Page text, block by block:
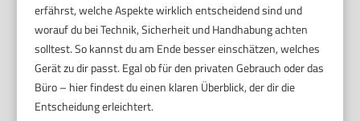
erfährst, welche Aspekte wirklich entscheidend sind und
worauf du bei Technik, Sicherheit und Handhabung achten
solltest. So kannst du am Ende besser einschätzen, welches
Gerät zu dir passt. Egal ob für den privaten Gebrauch oder das
Büro – hier findest du einen klaren Überblick, der dir die
Entscheidung erleichtert.